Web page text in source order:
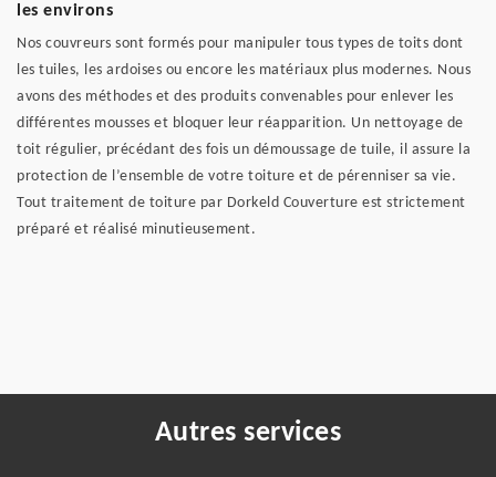
les environs
Nos couvreurs sont formés pour manipuler tous types de toits dont
les tuiles, les ardoises ou encore les matériaux plus modernes. Nous
avons des méthodes et des produits convenables pour enlever les
différentes mousses et bloquer leur réapparition. Un nettoyage de
toit régulier, précédant des fois un démoussage de tuile, il assure la
protection de l’ensemble de votre toiture et de pérenniser sa vie.
Tout traitement de toiture par Dorkeld Couverture est strictement
préparé et réalisé minutieusement.
Autres services